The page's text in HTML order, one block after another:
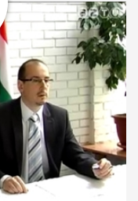
pedig
mert a kampány
Nemény András.
moratórium nem
új munkahelyet
lett kevesebb
s országgyűlési
kormányzat idején
megépítését, most